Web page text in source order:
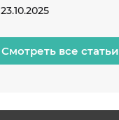
23.10.2025
Смотреть все статьи